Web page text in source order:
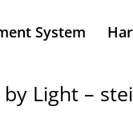
System
Light –